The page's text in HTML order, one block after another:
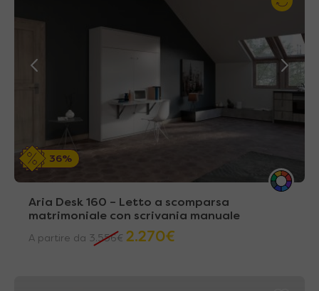
36%
Aria Desk 160 – Letto a scomparsa
matrimoniale con scrivania manuale
A partire da 3.556€ 2.270€